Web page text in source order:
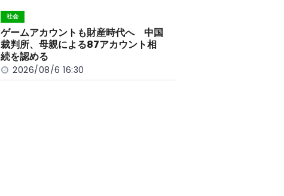
社会
ゲームアカウントも財産時代へ 中国
裁判所、母親による87アカウント相
続を認める
2026/08/6 16:30